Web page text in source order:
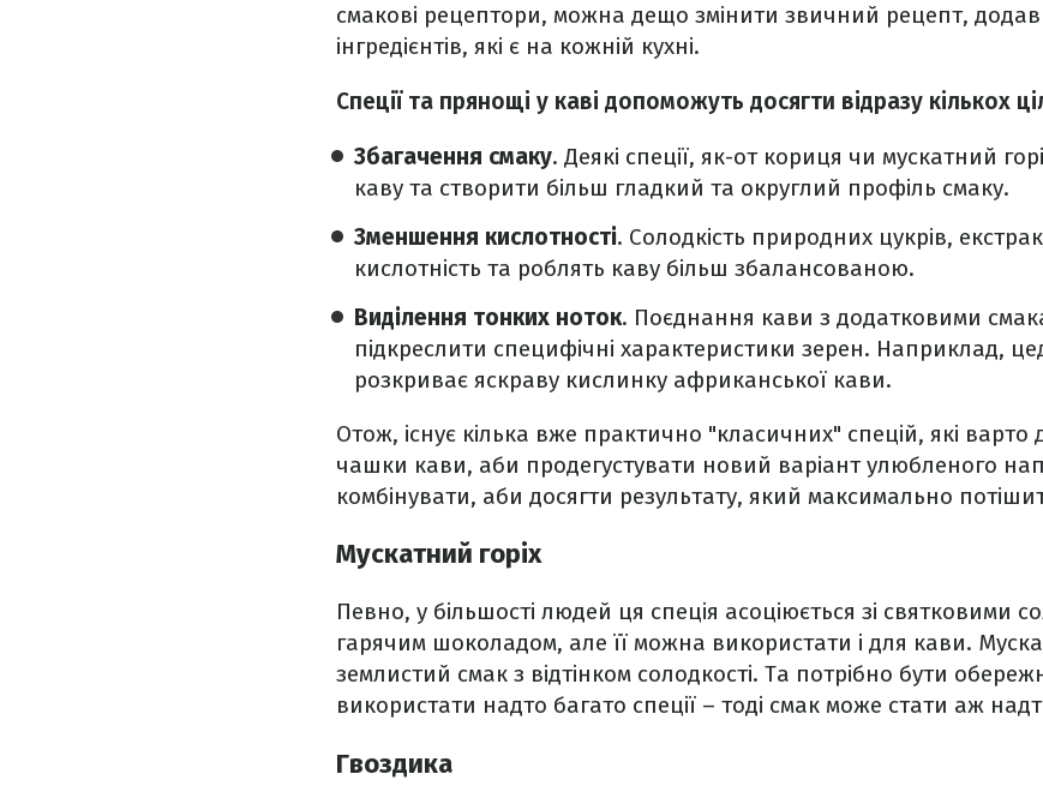
смакові рецептори, можна дещо змінити звичний рецепт,
інгредієнтів, які є на кожній кухні.
Спеції та прянощі у каві допоможуть досягти відразу кількох
Збагачення смаку. Деякі спеції, як-от кориця чи мускатний
каву та створити більш гладкий та округлий профіль смаку.
Зменшення кислотності. Солодкість природних цукрів,
кислотність та роблять каву більш збалансованою.
Виділення тонких ноток. Поєднання кави з додатковими
підкреслити специфічні характеристики зерен. Наприклад,
розкриває яскраву кислинку африканської кави.
Отож, існує кілька вже практично "класичних" спецій, які варто
чашки кави, аби продегустувати новий варіант улюбленого
комбінувати, аби досягти результату, який максимально
Мускатний горіх
Певно, у більшості людей ця спеція асоціюється зі святковими
гарячим шоколадом, але її можна використати і для кави.
землистий смак з відтінком солодкості. Та потрібно бути
використати надто багато спеції – тоді смак може стати аж
Гвоздика